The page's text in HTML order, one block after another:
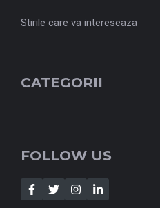
Stirile care va intereseaza
CATEGORII
FOLLOW US